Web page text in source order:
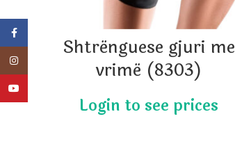
Shtrënguese gjuri me
vrimë (8303)